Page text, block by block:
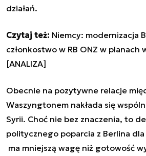
działań.
Czytaj też: Niemcy: modernizacja
członkostwo w RB ONZ w planach
[ANALIZA]
Obecnie na pozytywne relacje
Waszyngtonem nakłada się
Syrii. Choć nie bez znaczenia, to
politycznego poparcia z Berlina dla
ma mniejszą wagę niż gotowość